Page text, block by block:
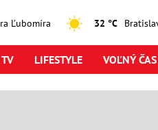
Ľubomíra 32 °C
LIFESTYLE VOĽNÝ ČAS